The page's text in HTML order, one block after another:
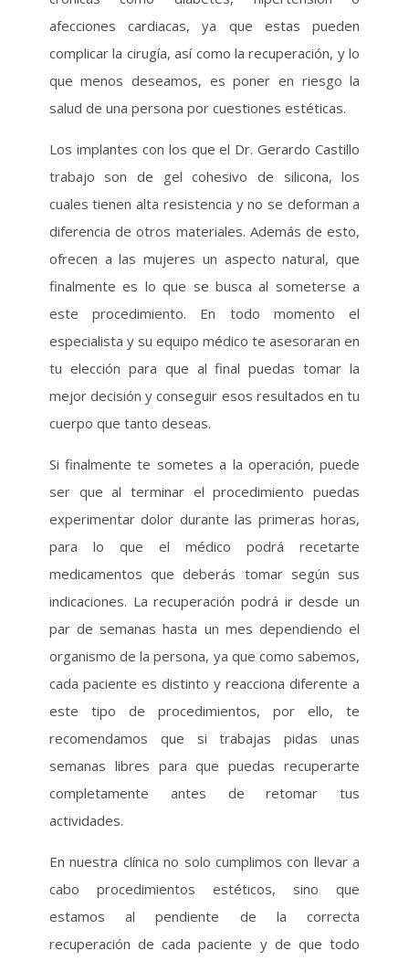
afecciones cardiacas, ya que estas pueden
complicar la cirugía, así como la recuperación, y lo
que menos deseamos, es poner en riesgo la
salud de una persona por cuestiones estéticas.
Los implantes con los que el Dr. Gerardo Castillo
trabajo son de gel cohesivo de silicona, los
cuales tienen alta resistencia y no se deforman a
diferencia de otros materiales. Además de esto,
ofrecen a las mujeres un aspecto natural, que
finalmente es lo que se busca al someterse a
este procedimiento. En todo momento el
especialista y su equipo médico te asesoraran en
tu elección para que al final puedas tomar la
mejor decisión y conseguir esos resultados en tu
cuerpo que tanto deseas.
Si finalmente te sometes a la operación, puede
ser que al terminar el procedimiento puedas
experimentar dolor durante las primeras horas,
para lo que el médico podrá recetarte
medicamentos que deberás tomar según sus
indicaciones. La recuperación podrá ir desde un
par de semanas hasta un mes dependiendo el
organismo de la persona, ya que como sabemos,
cada paciente es distinto y reacciona diferente a
este tipo de procedimientos, por ello, te
recomendamos que si trabajas pidas unas
semanas libres para que puedas recuperarte
completamente antes de retomar tus
actividades.
En nuestra clínica no solo cumplimos con llevar a
cabo procedimientos estéticos, sino que
estamos al pendiente de la correcta
recuperación de cada paciente y de que todo